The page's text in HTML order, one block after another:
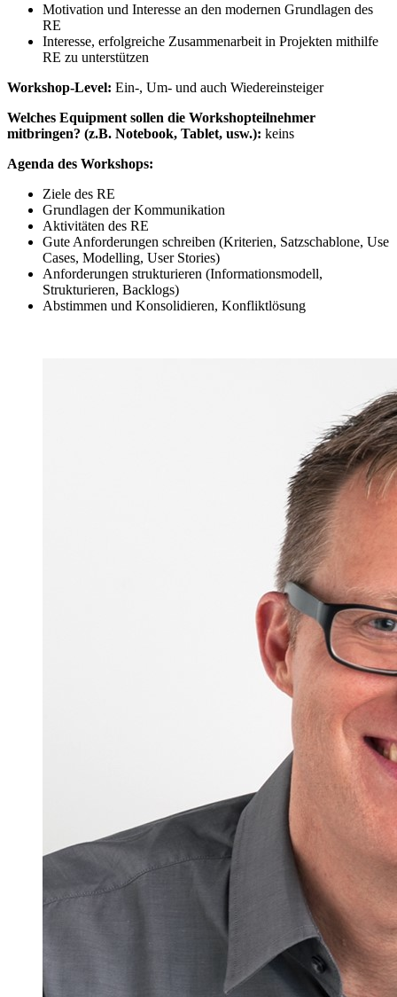
Motivation und Interesse an den modernen Grundlagen des
RE
Interesse, erfolgreiche Zusammenarbeit in Projekten mithilfe
RE zu unterstützen
Workshop-Level: Ein-, Um- und auch Wiedereinsteiger
Welches Equipment sollen die Workshopteilnehmer
mitbringen? (z.B. Notebook, Tablet, usw.): keins
Agenda des Workshops:
Ziele des RE
Grundlagen der Kommunikation
Aktivitäten des RE
Gute Anforderungen schreiben (Kriterien, Satzschablone, Use
Cases, Modelling, User Stories)
Anforderungen strukturieren (Informationsmodell,
Strukturieren, Backlogs)
Abstimmen und Konsolidieren, Konfliktlösung